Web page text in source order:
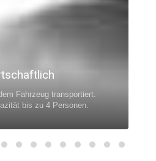
Fahrzeug transportiert.
bis zu 4 Personen.